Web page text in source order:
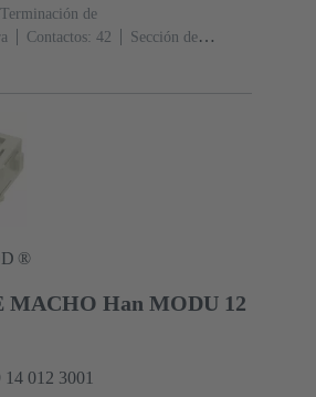
Terminación de
Contactos: 42
Sección de
®
MACHO Han MODU 12
012 3001